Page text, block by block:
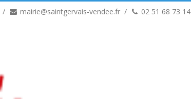
mairie@saintgervais-vendee.fr 02 51 68 73 14